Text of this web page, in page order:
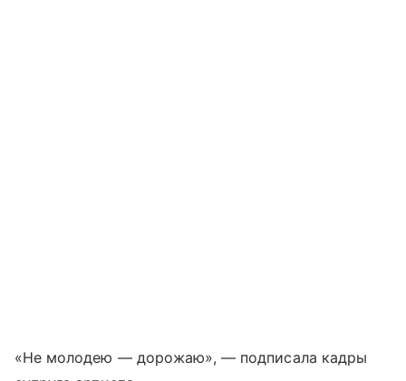
«Не молодею — дорожаю», — подписала кадры